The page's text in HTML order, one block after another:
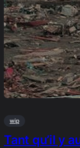
wip
Tant qu’il y